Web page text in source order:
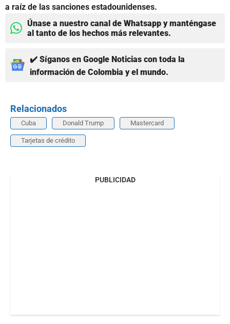
a raíz de las sanciones estadounidenses.
Únase a nuestro canal de Whatsapp y manténgase
al tanto de los hechos más relevantes.
✔️ Síganos en Google Noticias con toda la
información de Colombia y el mundo.
Relacionados
Cuba Donald Trump Mastercard
Tarjetas de crédito
PUBLICIDAD